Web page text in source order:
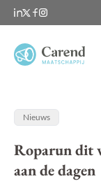
Nieuws
Roparun dit
aan de dagen